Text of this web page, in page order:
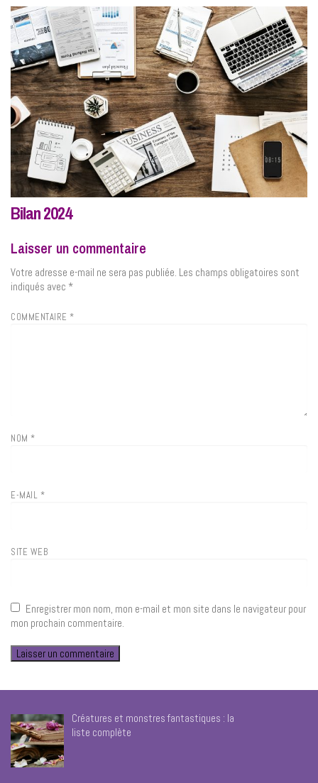
Bilan 2024
Laisser un commentaire
Votre adresse e-mail ne sera pas publiée. Les champs obligatoires sont
indiqués avec *
COMMENTAIRE *
NOM *
E-MAIL *
SITE WEB
Enregistrer mon nom, mon e-mail et mon site dans le navigateur pour
mon prochain commentaire.
Créatures et monstres fantastiques : la
liste complète